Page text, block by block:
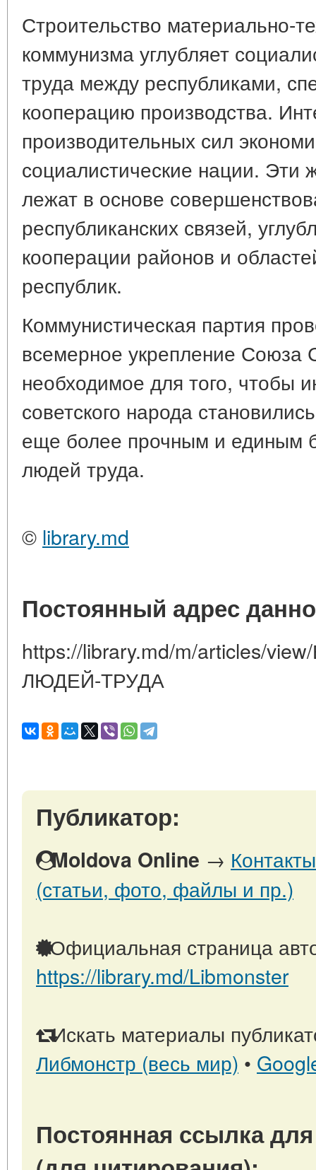
Строительство материально-
коммунизма углубляет
труда между республиками,
кооперацию производства.
производительных сил
социалистические нации. Эти
лежат в основе
республиканских связей,
кооперации районов и
республик.
Коммунистическая партия
всемерное укрепление Союза
необходимое для того, чтобы
советского народа
еще более прочным и единым
людей труда.
© library.md
Постоянный адрес
https://library.md/m/articles/
ЛЮДЕЙ-ТРУДА
Публикатор:
Moldova Online →
(статьи, фото, файлы и пр.)
Официальная страница
https://library.md/Libmonster
Искать материалы
Либмонстр (весь мир) •
Постоянная ссылка